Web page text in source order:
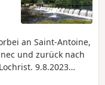
an Saint-Antoine,
und zurück nach
9.8.2023